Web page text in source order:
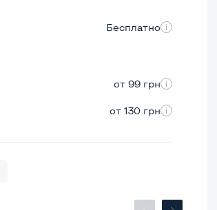
Бесплатно
от 99 грн
от 130 грн